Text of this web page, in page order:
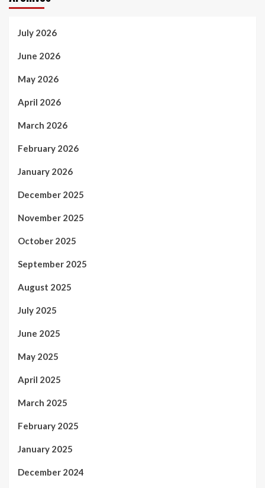
July 2026
June 2026
May 2026
April 2026
March 2026
February 2026
January 2026
December 2025
November 2025
October 2025
September 2025
August 2025
July 2025
June 2025
May 2025
April 2025
March 2025
February 2025
January 2025
December 2024